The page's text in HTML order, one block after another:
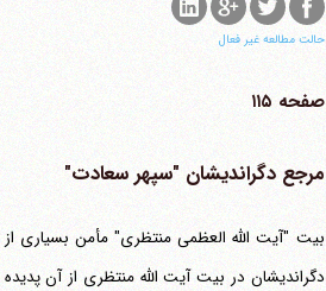
حالت مطالعه غیر فعال
صفحه ۱۱۵
مرجع دگراندیشان "سپهر سعادت"
دگراندیشان در بیت آیت الله منتظری از آن